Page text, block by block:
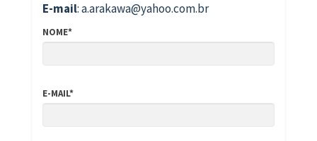
E-mail: a.arakawa@yahoo.com.br
NOME*
E-MAIL*